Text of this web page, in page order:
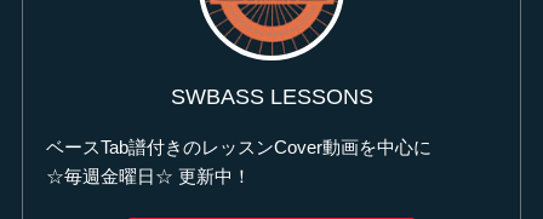
SWBASS LESSONS
ベースTab譜付きのレッスンCover動画を中心に
☆毎週金曜日☆ 更新中！